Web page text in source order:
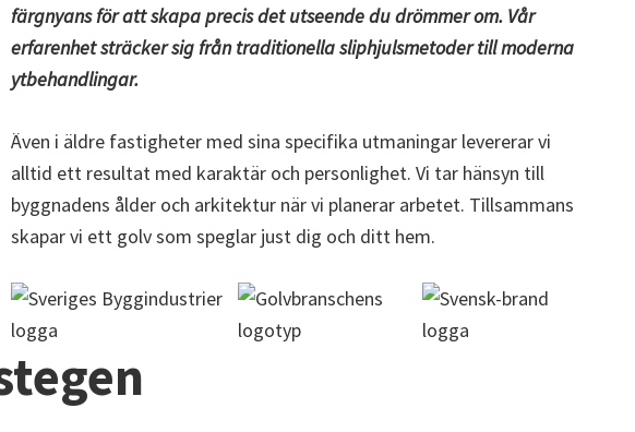
färgnyans för att skapa precis det utseende du drömmer om. Vår
erfarenhet sträcker sig från traditionella sliphjulsmetoder till moderna
ytbehandlingar.
Även i äldre fastigheter med sina specifika utmaningar levererar vi
alltid ett resultat med karaktär och personlighet. Vi tar hänsyn till
byggnadens ålder och arkitektur när vi planerar arbetet. Tillsammans
skapar vi ett golv som speglar just dig och ditt hem.